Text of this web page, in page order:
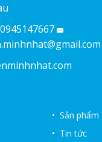
• Sản phẩm
• Tin tức